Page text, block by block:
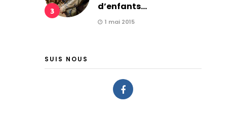
3
d’enfants...
1 mai 2015
SUIS NOUS